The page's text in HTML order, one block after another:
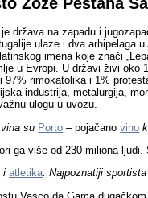
država na zapadu i
ulaze i dva arhipelaga
imena koje znači
u Evropi. U državi živi
rimokatolika i 1%
industrija, metalurgija,
ulogu u uvozu.
vina su Porto –pojačanovino
ga više od 230 miliona
i atletika. Najpoznatiji